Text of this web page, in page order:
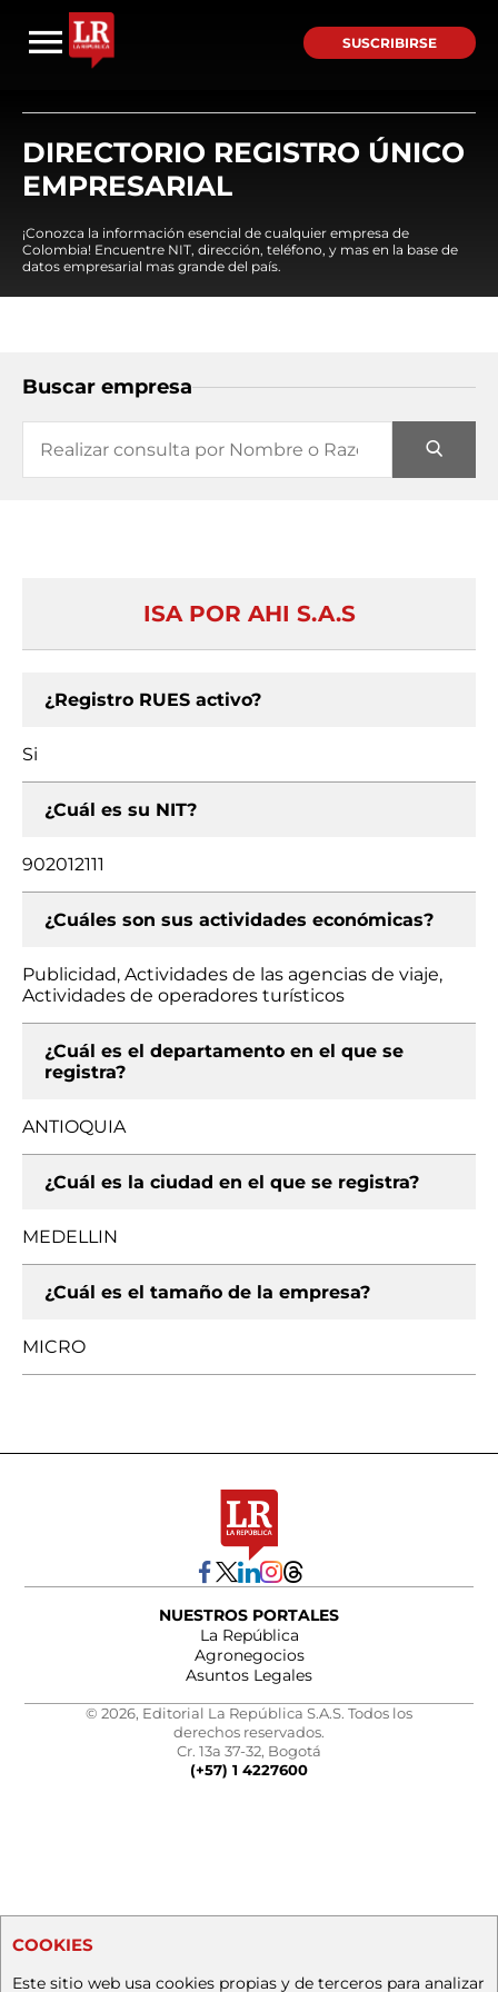
SUSCRIBIRSE
DIRECTORIO REGISTRO ÚNICO
EMPRESARIAL
¡Conozca la información esencial de cualquier empresa de
Colombia! Encuentre NIT, dirección, teléfono, y mas en la base de
datos empresarial mas grande del país.
Buscar empresa
ISA POR AHI S.A.S
¿Registro RUES activo?
Si
¿Cuál es su NIT?
902012111
¿Cuáles son sus actividades económicas?
Publicidad, Actividades de las agencias de viaje,
Actividades de operadores turísticos
¿Cuál es el departamento en el que se
registra?
ANTIOQUIA
¿Cuál es la ciudad en el que se registra?
MEDELLIN
¿Cuál es el tamaño de la empresa?
MICRO
NUESTROS PORTALES
La República
Agronegocios
Asuntos Legales
© 2026, Editorial La República S.A.S. Todos los
derechos reservados.
Cr. 13a 37-32, Bogotá
(+57) 1 4227600
COOKIES
Este sitio web usa cookies propias y de terceros para analizar